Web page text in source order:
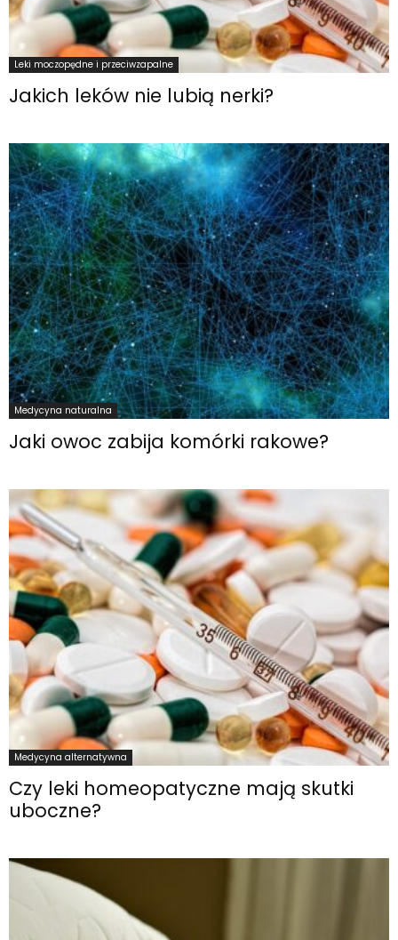
Leki moczopędne i przeciwzapalne
Jakich leków nie lubią nerki?
Medycyna naturalna
Jaki owoc zabija komórki rakowe?
Medycyna alternatywna
Czy leki homeopatyczne mają skutki
uboczne?